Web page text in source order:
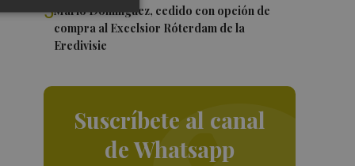
5Mario Domínguez, cedido con opción de
compra al Excelsior Róterdam de la
Eredivisie
Suscríbete al canal
de Whatsapp